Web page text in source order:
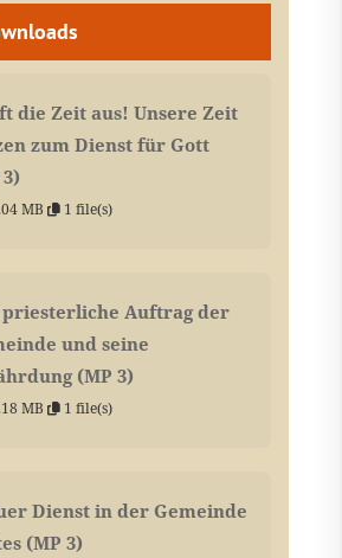
die Zeit aus! Unsere Zeit
zum Dienst für Gott
MB 1 file(s)
Auftrag der
und seine
(MP 3)
MB 1 file(s)
Dienst in der Gemeinde
(MP 3)